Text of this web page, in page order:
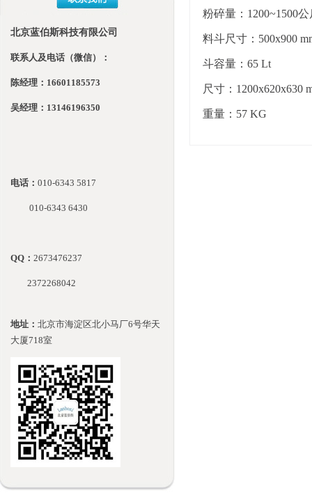
北京蓝伯斯科技有限公司
联系人及电话（微信）：
陈经理：16601185573
吴经理：13146196350
电话： 010-6343 5817
010-6343 6430
QQ： 2673476237
2372268042
地址： 北京市海淀区北小马厂6号华天
大厦718室
粉碎量： 1200~1500公
料斗尺寸：500x900
斗容量：65 Lt
尺寸： 1200x620x630
重量：57 KG